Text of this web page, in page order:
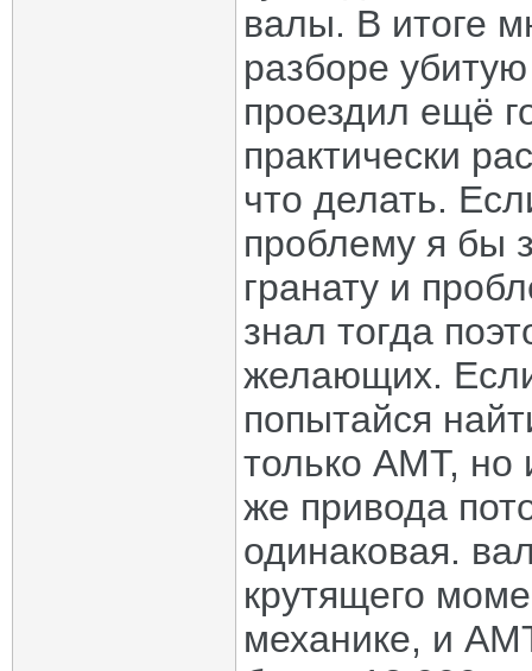
валы. В итоге
разборе
проездил ещё
практически
что делать.
проблему я бы
гранату и
знал тогда
желающих.
попытайся
только AMТ,
же привода
одинаковая.
крутящего
механике, и